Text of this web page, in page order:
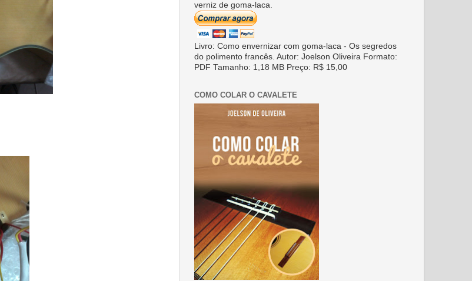
verniz de goma-laca.
Livro: Como envernizar com goma-laca - Os segredos
do polimento francês. Autor: Joelson Oliveira Formato:
PDF Tamanho: 1,18 MB Preço: R$ 15,00
COMO COLAR O CAVALETE